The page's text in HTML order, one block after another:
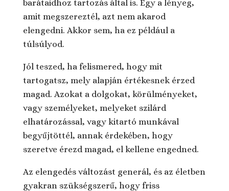
barátaidhoz tartozás által is. Egy a lényeg,
amit megszereztél, azt nem akarod
elengedni. Akkor sem, ha ez például a
túlsúlyod.
Jól teszed, ha felismered, hogy mit
tartogatsz, mely alapján értékesnek érzed
magad. Azokat a dolgokat, körülményeket,
vagy személyeket, melyeket szilárd
elhatározással, vagy kitartó munkával
begyűjtöttél, annak érdekében, hogy
szeretve érezd magad, el kellene engedned.
Az elengedés változást generál, és az életben
gyakran szükségszerű, hogy friss